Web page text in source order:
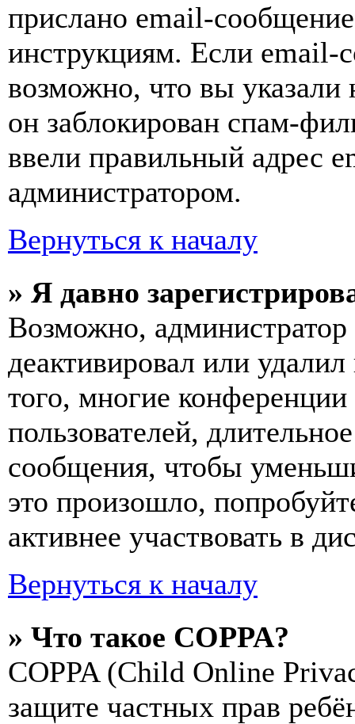
прислано email-
инструкциям. Если email-
возможно, что вы
он заблокирован спам-
ввели правильный адрес
администратором.
Вернуться к началу
» Я давно
Возможно,
деактивировал или
того, многие
пользователей,
сообщения, чтобы
это произошло,
активнее участвовать в
Вернуться к началу
» Что такое COPPA?
COPPA (Child Online
защите частных прав